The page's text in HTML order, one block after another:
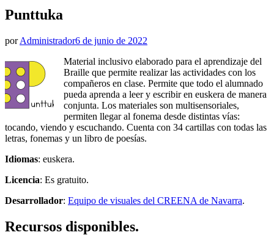
contenido
Punttuka
porAdministradorPublicado
6 de junio de 2022
Material inclusivo elaborado para el aprendizaje del
Braille que permite realizar las actividades con los
compañeros en clase. Permite que todo el alumnado
pueda aprenda a leer y escribir en euskera de manera
conjunta. Los materiales son multisensoriales,
permiten llegar al fonema desde distintas vías:
tocando, viendo y escuchando. Cuenta con 34 cartillas con todas las
letras, fonemas y un libro de poesías.
Idiomas: euskera.
Licencia: Es gratuito.
Desarrollador: Equipo de visuales del CREENA de Navarra.
Recursos disponibles.